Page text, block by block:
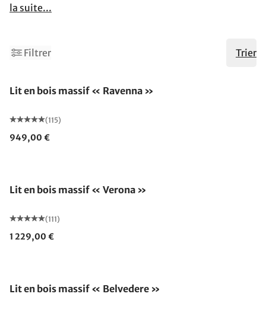
la suite...
Filtrer Trier
Lit en bois massif « Ravenna »
(115)
949,00 €
Lit en bois massif « Verona »
(111)
1 229,00 €
Lit en bois massif « Belvedere »
13